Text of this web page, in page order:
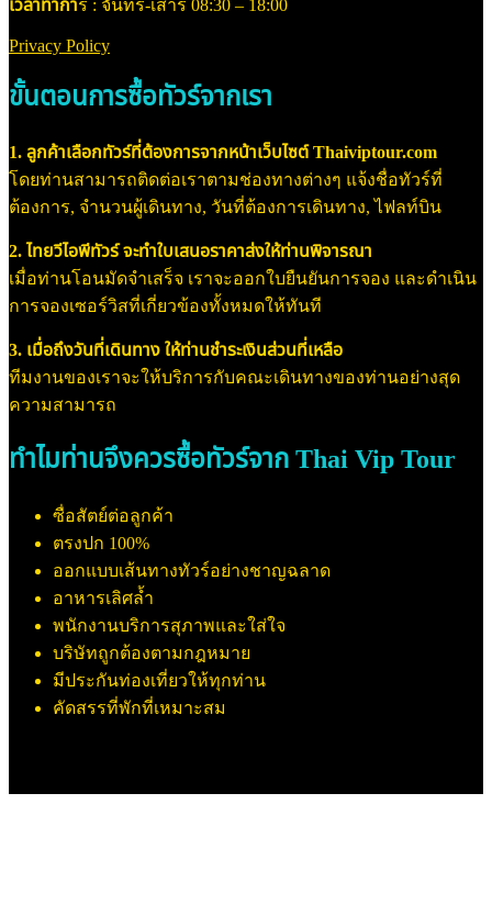
เวลาทำการ : จันทร์-เสาร์ 08:30 – 18:00
Privacy Policy
ขั้นตอนการซื้อทัวร์จากเรา
1. ลูกค้าเลือกทัวร์ที่ต้องการจากหน้าเว็บไซต์ Thaiviptour.com
โดยท่านสามารถติดต่อเราตามช่องทางต่างๆ แจ้งชื่อทัวร์ที่
ต้องการ, จำนวนผู้เดินทาง, วันที่ต้องการเดินทาง, ไฟลท์บิน
2. ไทยวีไอพีทัวร์ จะทำใบเสนอราคาส่งให้ท่านพิจารณา
เมื่อท่านโอนมัดจำเสร็จ เราจะออกใบยืนยันการจอง และดำเนิน
การจองเซอร์วิสที่เกี่ยวข้องทั้งหมดให้ทันที
3. เมื่อถึงวันที่เดินทาง ให้ท่านชำระเงินส่วนที่เหลือ
ทีมงานของเราจะให้บริการกับคณะเดินทางของท่านอย่างสุด
ความสามารถ
ทำไมท่านจึงควรซื้อทัวร์จาก Thai Vip Tour
ซื่อสัตย์ต่อลูกค้า
ตรงปก 100%
ออกแบบเส้นทางทัวร์อย่างชาญฉลาด
อาหารเลิศล้ำ
พนักงานบริการสุภาพและใส่ใจ
บริษัทถูกต้องตามกฎหมาย
มีประกันท่องเที่ยวให้ทุกท่าน
คัดสรรที่พักที่เหมาะสม